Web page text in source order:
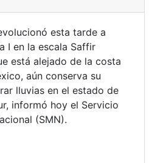
esta tarde a
I en la escala Saffir
está alejado de la costa
aún conserva su
lluvias en el estado de
informó hoy el Servicio
(SMN).